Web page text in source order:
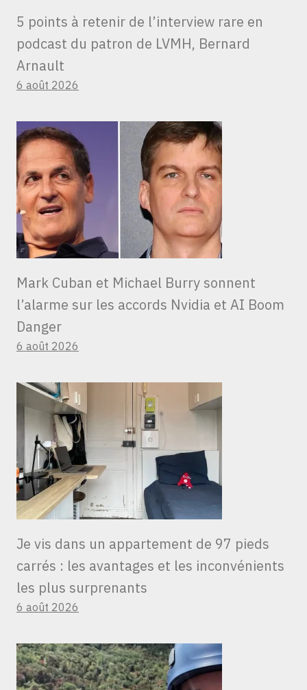
5 points à retenir de l’interview rare en
podcast du patron de LVMH, Bernard
Arnault
6 août 2026
Mark Cuban et Michael Burry sonnent
l’alarme sur les accords Nvidia et AI Boom
Danger
6 août 2026
Je vis dans un appartement de 97 pieds
carrés : les avantages et les inconvénients
les plus surprenants
6 août 2026